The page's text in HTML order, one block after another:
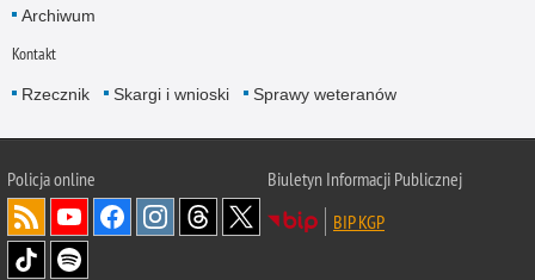
Archiwum
Kontakt
Rzecznik Skargi i wnioski Sprawy weteranów
Policjaonline
Biuletyn Informacji Publicznej
BIP KGP